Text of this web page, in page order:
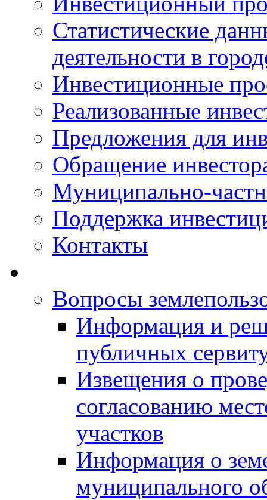
Статистические
деятельности в
Инвестиционные
Реализованные
Предложения для
Обращение
Муниципально-
Поддержка
Контакты
Вопросы
Информация и
публичных
Извещения о
согласованию
участков
Информация о
муниципального